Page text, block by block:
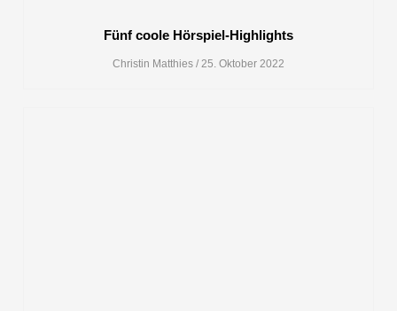
Fünf coole Hörspiel-Highlights
Christin Matthies 25. Oktober 2022